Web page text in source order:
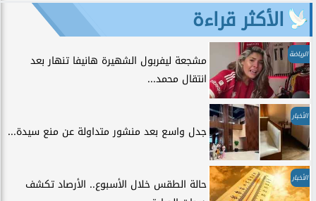
الأكثر قراءة
الرياضة
مشجعة ليفربول الشهيرة هانيفا تنهار بعد
انتقال محمد...
الأخبار
جدل واسع بعد منشور متداولة عن منع سيدة...
الأخبار
حالة الطقس خلال الأسبوع.. الأرصاد تكشف